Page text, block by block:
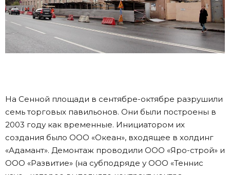
На Сенной площади в сентябре-октябре разрушили
семь торговых павильонов. Они были построены в
2003 году как временные. Инициатором их
создания было ООО «Океан», входящее в холдинг
«Адамант». Демонтаж проводили ООО «Яро-строй» и
ООО «Развитие» (на субподряде у ООО «Теннис